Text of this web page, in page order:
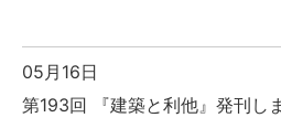
05月16日
第193回 『建築と利他』発刊し